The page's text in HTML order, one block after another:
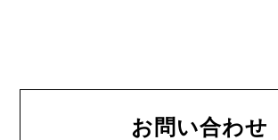
お問い合わせ